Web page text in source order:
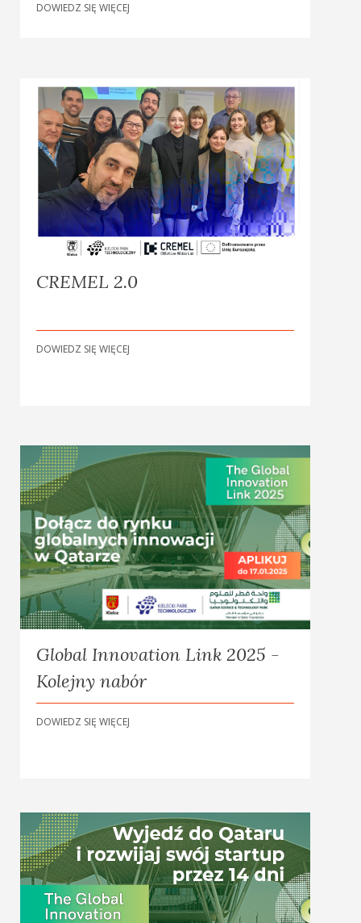
DOWIEDZ SIĘ WIĘCEJ
CREMEL 2.0
DOWIEDZ SIĘ WIĘCEJ
Global Innovation Link 2025 -
Kolejny nabór
DOWIEDZ SIĘ WIĘCEJ